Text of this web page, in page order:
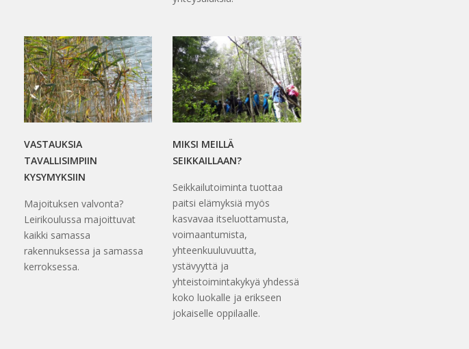
VASTAUKSIA
TAVALLISIMPIIN
KYSYMYKSIIN
Majoituksen valvonta?
Leirikoulussa majoittuvat
kaikki samassa
rakennuksessa ja samassa
kerroksessa.
MIKSI MEILLÄ
SEIKKAILLAAN?
Seikkailutoiminta tuottaa
paitsi elämyksiä myös
kasvavaa itseluottamusta,
voimaantumista,
yhteenkuuluvuutta,
ystävyyttä ja
yhteistoimintakykyä yhdessä
koko luokalle ja erikseen
jokaiselle oppilaalle.